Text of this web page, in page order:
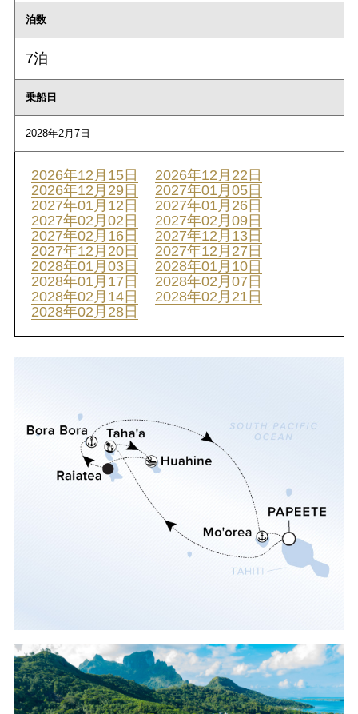
泊数
7泊
乗船日
2028年2月7日
2026年12月15日
2026年12月22日
2026年12月29日
2027年01月05日
2027年01月12日
2027年01月26日
2027年02月02日
2027年02月09日
2027年02月16日
2027年12月13日
2027年12月20日
2027年12月27日
2028年01月03日
2028年01月10日
2028年01月17日
2028年02月07日
2028年02月14日
2028年02月21日
2028年02月28日